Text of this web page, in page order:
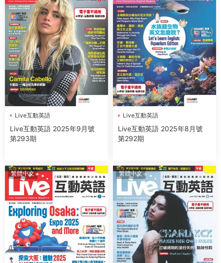
Live互動英語
Live互動英語 2025年9月號
第293期
Live互動英語
Live互動英語 2025年8月號
第292期
繁體中文 繁體中文